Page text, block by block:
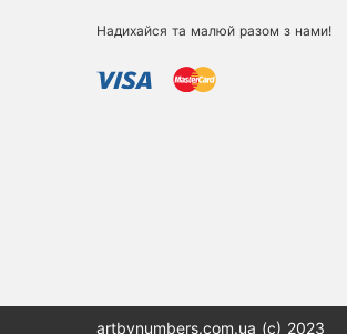
Надихайся та малюй разом з нами!
artbynumbers.com.ua (с) 2023